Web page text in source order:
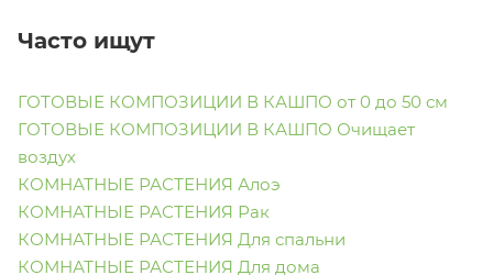
Часто ищут
ГОТОВЫЕ КОМПОЗИЦИИ В КАШПО от 0 до 50 см
ГОТОВЫЕ КОМПОЗИЦИИ В КАШПО Очищает
воздух
КОМНАТНЫЕ РАСТЕНИЯ Алоэ
КОМНАТНЫЕ РАСТЕНИЯ Рак
КОМНАТНЫЕ РАСТЕНИЯ Для спальни
КОМНАТНЫЕ РАСТЕНИЯ Для дома